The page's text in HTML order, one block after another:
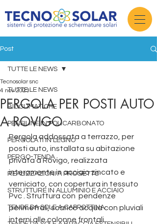
Post
TUTTE LE NEWS
BIOCLIMATICHE
PENSILINE IN POLICARBONATO
PERGOLATI IN LEGNO
PERGO-TENDA
REALIZZAZIONI A PROGETTO
STRUTTURE IN ALLUMINIO E ACCIAIO
TENDE DA SOLE A CAPPOTTINA
TUTTE LE NEWS
PERGOLA PER POSTI AUTO
A ROVIGO
Tecnosolar snc
4 nov 2023
Pergola addossata a terrazzo, per
posti auto, installata su abitazione
privata a Rovigo, realizzata
interamente in acciaio zincato e
verniciato, con copertura in tessuto
Pvc . Struttura con  pendenze
perimetrali, scarico acqua con pluviali
interni alle colonne frontali .